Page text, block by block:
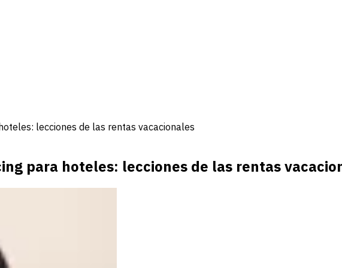
lecciones de las rentas vacacionales
para hoteles: lecciones de las rentas